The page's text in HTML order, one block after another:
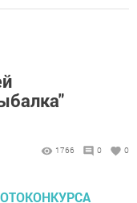
1766 0 0